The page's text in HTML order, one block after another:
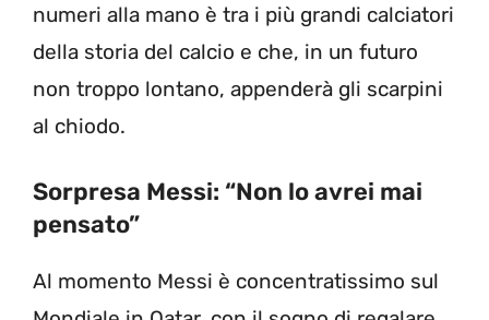
numeri alla mano è tra i più grandi calciatori
della storia del calcio e che, in un futuro
non troppo lontano, appenderà gli scarpini
al chiodo.
Sorpresa Messi: “Non lo avrei mai
pensato”
Al momento Messi è concentratissimo sul